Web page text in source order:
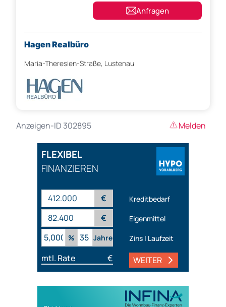
Anfragen
Hagen Realbüro
Maria-Theresien-Straße, Lustenau
Anzeigen-ID 302895 Melden
FLEXIBEL
FINANZIEREN
€ Kreditbedarf
€
Eigenmittel
%
Jahre Zins | Laufzeit
mtl. Rate € WEITER